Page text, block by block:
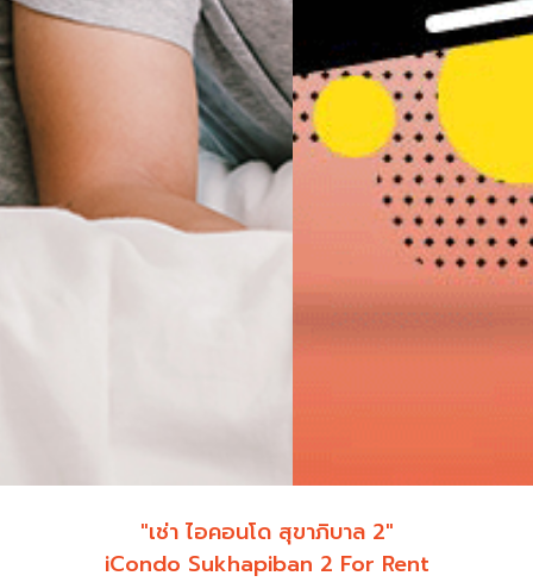
"เช่า ไอคอนโด สุขาภิบาล 2"
iCondo Sukhapiban 2 For Rent